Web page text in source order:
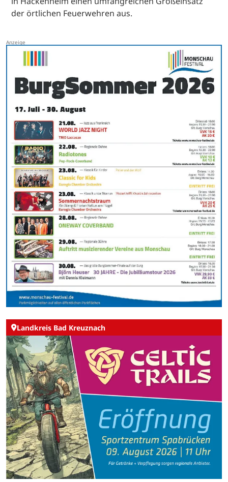
der örtlichen Feuerwehren aus.
Landkreis Bad Kreuznach